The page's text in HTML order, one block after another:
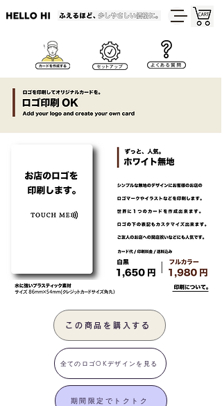
この商品を購入する
全てのロゴOKデザインを見る
期間限定でトクトク